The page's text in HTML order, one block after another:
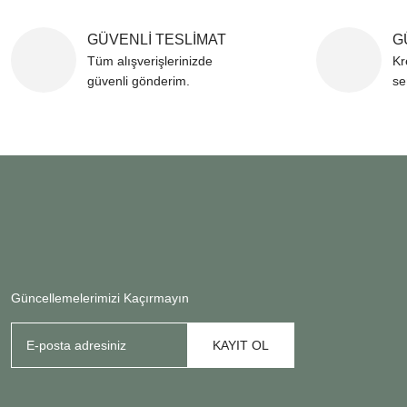
GÜVENLİ TESLİMAT
Tüm alışverişlerinizde
güvenli gönderim.
Güncellemelerimizi Kaçırmayın
KAYIT OL